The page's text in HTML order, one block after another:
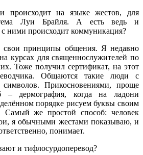
происходит на языке жестов, для
Луи Брайля. А есть ведь и
ними происходит коммуникация?
свои принципы общения. Я недавно
курсах для священнослужителей по
Тоже получил сертификат, на этот
Общаются такие люди с
Прикосновениями, проще
– дермография, когда на ладони
порядке рисуем буквы своим
же простой способ: человек
я обычными жестами показываю, и
понимает.
и тифлосурдоперевод?